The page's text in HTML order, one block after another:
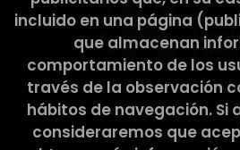
seva petició, per part del
voluntària la inclusió de
restants. L’Usuari garanteix
personals facilitades al
i es fa responsable de
modificació de les mateixes. El
informa i garanteix
les seves dades personals no
incluido en una página
que almacenan
comportamiento de los
través de la observación
hábitos de navegación. Si
consideraremos que